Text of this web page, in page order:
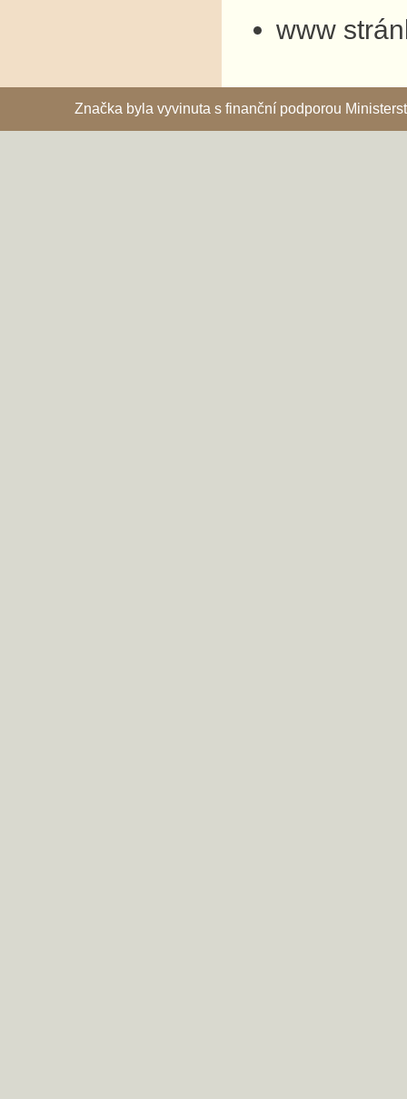
www
Značka byla vyvinuta s finanční podporou